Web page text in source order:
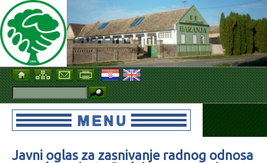
Javni oglas za zasnivanje radnog odnosa